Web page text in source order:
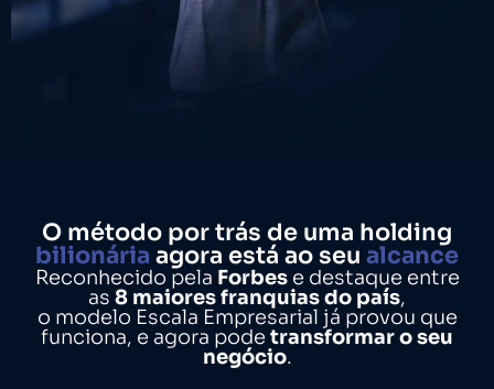
O método por trás de uma holding
bilionária agora está ao seu alcance
Reconhecido pela Forbese destaque entre
as 8 maiores franquias do país,
o modelo Escala Empresarial já provou que
funciona, e agora pode transformar o seu
negócio.